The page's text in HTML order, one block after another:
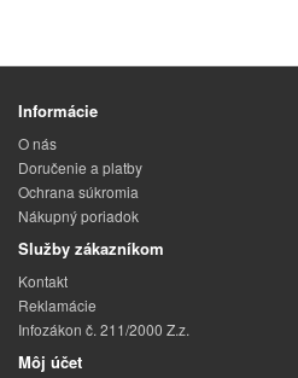
Informácie
O nás
Doručenie a platby
Ochrana súkromia
Nákupný poriadok
Služby zákazníkom
Kontakt
Reklamácie
Infozákon č. 211/2000 Z.z.
Môj účet